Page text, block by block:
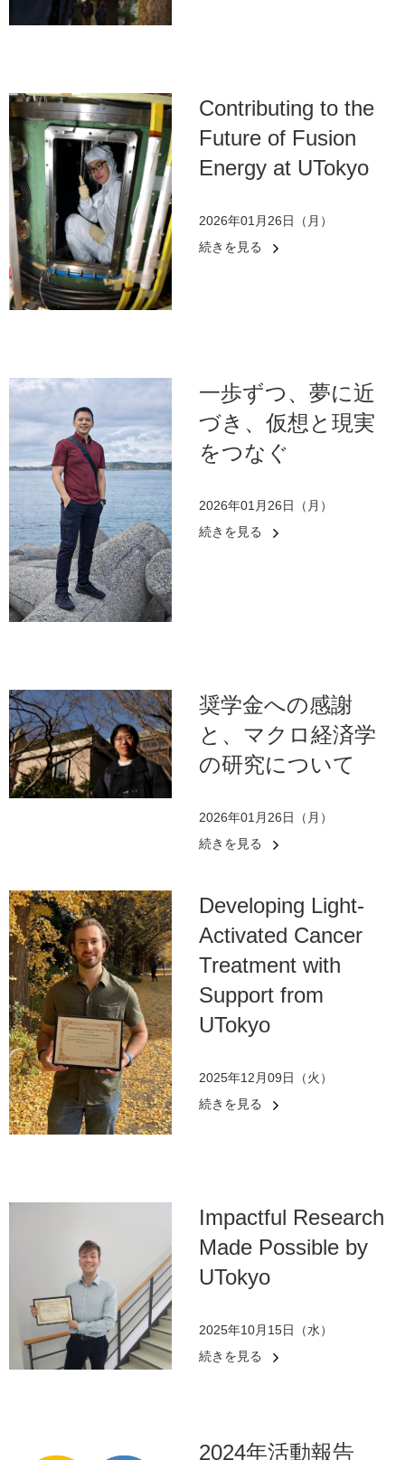
Contributing to the
Future of Fusion
Energy at UTokyo
2026年01月26日（月）
続きを見る
一歩ずつ、夢に近
づき、仮想と現実
をつなぐ
2026年01月26日（月）
続きを見る
奨学金への感謝
と、マクロ経済学
の研究について
2026年01月26日（月）
続きを見る
Developing Light-
Activated Cancer
Treatment with
Support from
UTokyo
2025年12月09日（火）
続きを見る
Impactful Research
Made Possible by
UTokyo
2025年10月15日（水）
続きを見る
2024年活動報告